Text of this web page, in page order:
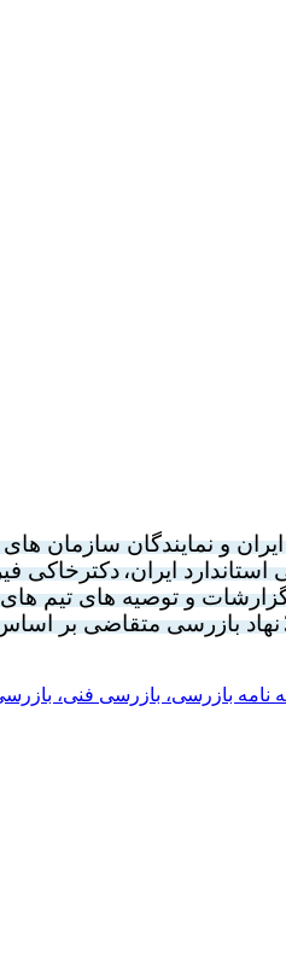
و نمایندگان سازمان
ایران،دکترخاکی
و توصیه های تیم های
نهاد بازرسی متقاضی بر اساس